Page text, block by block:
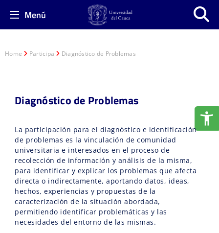
Menú
Home Participa Diagnóstico de Problemas
Diagnóstico de Problemas
La participación para el diagnóstico e identificación
de problemas es la vinculación de comunidad
universitaria e interesados en el proceso de
recolección de información y análisis de la misma,
para identificar y explicar los problemas que afecta
directa o indirectamente, aportando datos, ideas,
hechos, experiencias y propuestas de la
caracterización de la situación abordada,
permitiendo identificar problemáticas y las
necesidades del entorno de las mismas.